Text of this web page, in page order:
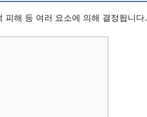
해 등 여러 요소에 의해 결정됩니다.